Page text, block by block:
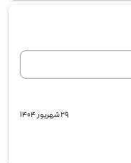
۲۹ شهریور ۱۴۰۴